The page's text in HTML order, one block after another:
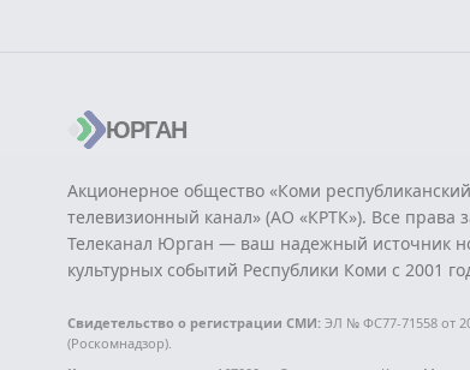
ЮРГАН
Акционерное общество «Коми республиканский
телевизионный канал» (АО «КРТК»). Все
Телеканал Юрган — ваш надежный источник
культурных событий Республики Коми с 2001
Свидетельство о регистрации СМИ: ЭЛ № ФС77-71558 от
(Роскомнадзор).